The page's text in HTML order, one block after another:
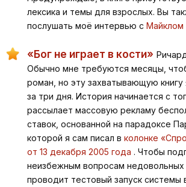
лексика и темы для взрослых. Вы
послушать моё интервью с Майклом
«Бог не играет в кости»
Обычно мне требуются месяцы,
роман, но эту захватывающую книгу
за три дня. История начинается с
рассылает массовую рекламу
ставок, основанной на парадоксе
которой я сам писал в колонке
от 13 декабря 2005 года . Чтобы
неизбежным вопросам недовольных
проводит тестовый запуск системы